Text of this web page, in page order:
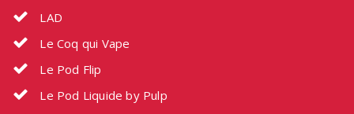
LAD
Le Coq qui Vape
Le Pod Flip
Le Pod Liquide by Pulp